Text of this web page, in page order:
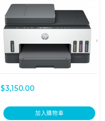
$3,150.00
加入購物車